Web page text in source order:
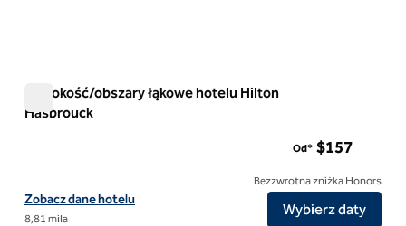
Wysokość/obszary łąkowe hotelu Hilton
Hasbrouck
Zobacz szczegóły hotelu Hilton Hasbrouck Heights/Meadowlands
Zobacz dane hotelu
8,81 mila
Od* $157
Bezzwrotna zniżka Honors
Wybierz daty